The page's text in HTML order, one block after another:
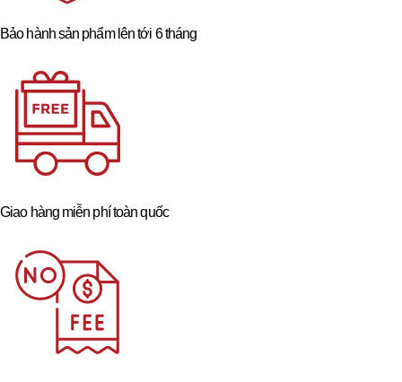
Bảo hành sản phẩm lên tới 6 tháng
Giao hàng miễn phí toàn quốc